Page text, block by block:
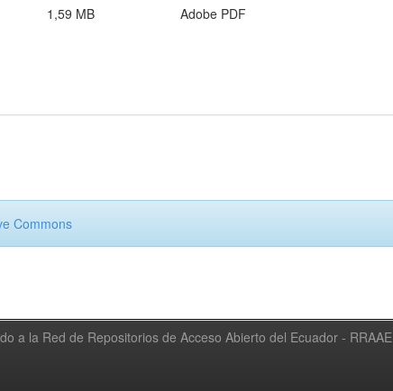
1,59 MB Adobe PDF
Commons
a la Red de Repositorios de Acceso Abierto del Ecuador - RRAAE